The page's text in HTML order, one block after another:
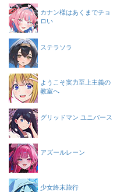
カナン様はあくまでチョ
ロい
ステラソラ
ようこそ実力至上主義の
教室へ
グリッドマン ユニバース
アズールレーン
少女終末旅行